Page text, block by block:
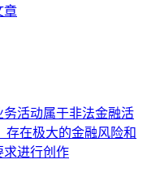
章
活动属于非法金融活
存在极大的金融风险和
求进行创作